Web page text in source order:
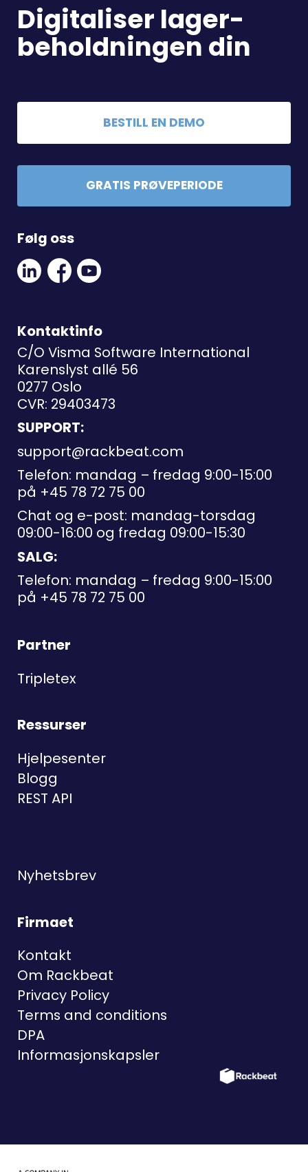
Digitaliser lager-
beholdningen din
BESTILL EN DEMO
GRATIS PRØVEPERIODE
Følg oss
Linkedin
Social
Link
Facebook
Social
Link
Youtube
Link
Kontaktinfo
C/O Visma Software International
Karenslyst allé 56
0277 Oslo
CVR: 29403473
SUPPORT:
support@rackbeat.com
Telefon: mandag – fredag 9:00-15:00
på +45 78 72 75 00
Chat og e-post: mandag-torsdag
09:00-16:00 og fredag 09:00-15:30
SALG:
Telefon: mandag – fredag 9:00-15:00
på +45 78 72 75 00
Partner
Tripletex
Ressurser
Hjelpesenter
Blogg
REST API
Nyhetsbrev
Firmaet
Kontakt
Om Rackbeat
Privacy Policy
Terms and conditions
DPA
Informasjonskapsler